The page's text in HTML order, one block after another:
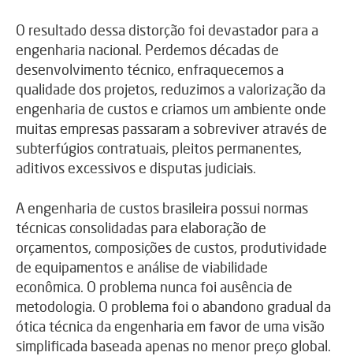
O resultado dessa distorção foi devastador para a
engenharia nacional. Perdemos décadas de
desenvolvimento técnico, enfraquecemos a
qualidade dos projetos, reduzimos a valorização da
engenharia de custos e criamos um ambiente onde
muitas empresas passaram a sobreviver através de
subterfúgios contratuais, pleitos permanentes,
aditivos excessivos e disputas judiciais.
A engenharia de custos brasileira possui normas
técnicas consolidadas para elaboração de
orçamentos, composições de custos, produtividade
de equipamentos e análise de viabilidade
econômica. O problema nunca foi ausência de
metodologia. O problema foi o abandono gradual da
ótica técnica da engenharia em favor de uma visão
simplificada baseada apenas no menor preço global.